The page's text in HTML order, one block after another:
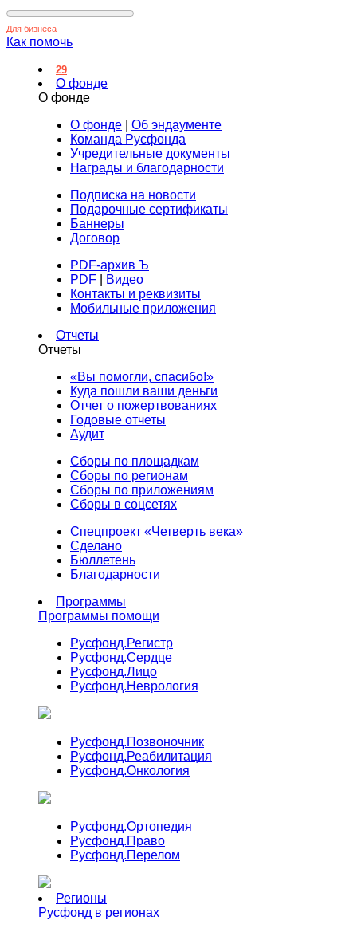
Для бизнеса
Как помочь
29
О фонде
О фонде
О фонде
Об эндаументе
Команда Русфонда
Учредительные документы
Награды и благодарности
Подписка на новости
Подарочные сертификаты
Баннеры
Договор
PDF-архив Ъ
PDF
Видео
Контакты и реквизиты
Мобильные приложения
Отчеты
Отчеты
«Вы помогли, спасибо!»
Куда пошли ваши деньги
Отчет о пожертвованиях
Годовые отчеты
Аудит
Сборы по площадкам
Сборы по регионам
Сборы по приложениям
Сборы в соцсетях
Спецпроект «Четверть века»
Сделано
Бюллетень
Благодарности
Программы
Программы помощи
Русфонд.Регистр
Русфонд.Сердце
Русфонд.Лицо
Русфонд.Неврология
Русфонд.Позвоночник
Русфонд.Реабилитация
Русфонд.Онкология
Русфонд.Ортопедия
Русфонд.Право
Русфонд.Перелом
Регионы
Русфонд в регионах